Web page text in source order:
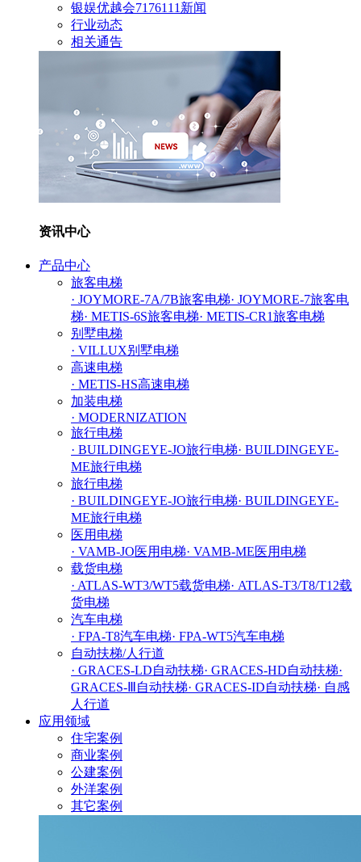
银娱优越会7176111新闻
行业动态
相关通告
资讯中心
产品中心
旅客电梯
· JOYMORE-7A/7B旅客电梯· JOYMORE-7旅客电
梯· METIS-6S旅客电梯· METIS-CR1旅客电梯
别墅电梯
· VILLUX别墅电梯
高速电梯
· METIS-HS高速电梯
加装电梯
· MODERNIZATION
旅行电梯
· BUILDINGEYE-JO旅行电梯· BUILDINGEYE-
ME旅行电梯
旅行电梯
· BUILDINGEYE-JO旅行电梯· BUILDINGEYE-
ME旅行电梯
医用电梯
· VAMB-JO医用电梯· VAMB-ME医用电梯
载货电梯
· ATLAS-WT3/WT5载货电梯· ATLAS-T3/T8/T12载
货电梯
汽车电梯
· FPA-T8汽车电梯· FPA-WT5汽车电梯
自动扶梯/人行道
· GRACES-LD自动扶梯· GRACES-HD自动扶梯·
GRACES-Ⅲ自动扶梯· GRACES-ID自动扶梯· 自感
人行道
应用领域
住宅案例
商业案例
公建案例
外洋案例
其它案例